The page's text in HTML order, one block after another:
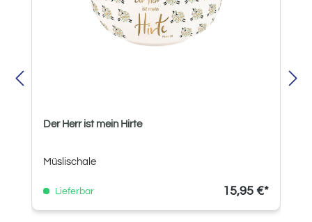
Der Herr ist mein Hirte
Müslischale
Lieferbar 15,95 €*